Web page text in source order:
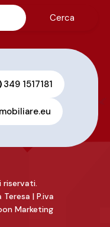
349 1517181
| P.iva
Marketing